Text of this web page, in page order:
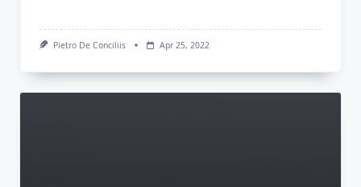
Pietro De Conciliis Apr 25, 2022